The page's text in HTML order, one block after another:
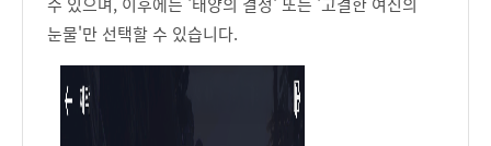
수 있으며, 이후에는 '태양의 결정' 또는 '고결한 여신의
눈물'만 선택할 수 있습니다.